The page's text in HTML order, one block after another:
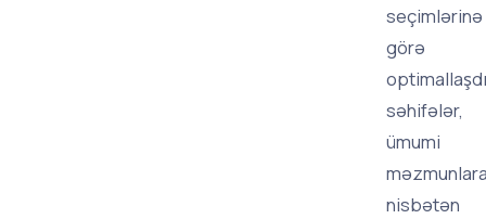
seçimlərinə
görə
səhifələr,
ümumi
nisbətən